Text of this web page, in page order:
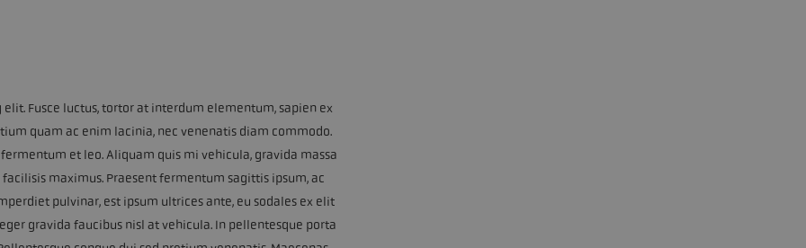
Fusce luctus, tortor at interdum elementum, sapien ex
quam ac enim lacinia, nec venenatis diam commodo.
et leo. Aliquam quis mi vehicula, gravida massa
maximus. Praesent fermentum sagittis ipsum, ac
pulvinar, est ipsum ultrices ante, eu sodales ex elit
gravida faucibus nisl at vehicula. In pellentesque porta